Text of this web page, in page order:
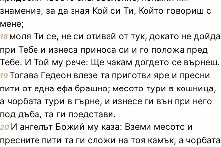
знамение, за да зная Кой си Ти, Който говориш с
мене;
18 моля Ти се, не си отивай от тук, докато не дойда
при Тебе и изнеса приноса си и го положа пред
Тебе. И Той му рече: Ще чакам догдето се върнеш.
19Тогава Гедеон влезе та приготви яре и пресни
пити от една ефа брашно; месото тури в кошница,
а чорбата тури в гърне, и изнесе ги вън при него
под дъба, та ги представи.
20 И ангелът Божий му каза: Вземи месото и
пресните пити та ги сложи на тоя камък, а чорбата